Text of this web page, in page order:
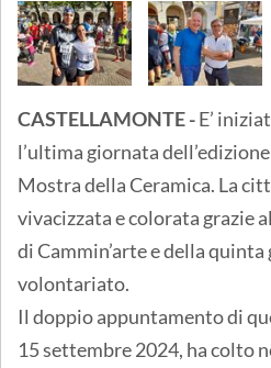
CASTELLAMONTE -E’
l’ultima giornata
Mostra della Ceramica. La
vivacizzata e colorata grazie
di Cammin’arte e della
volontariato.
Il doppio appuntamento di
15 settembre 2024, ha colto